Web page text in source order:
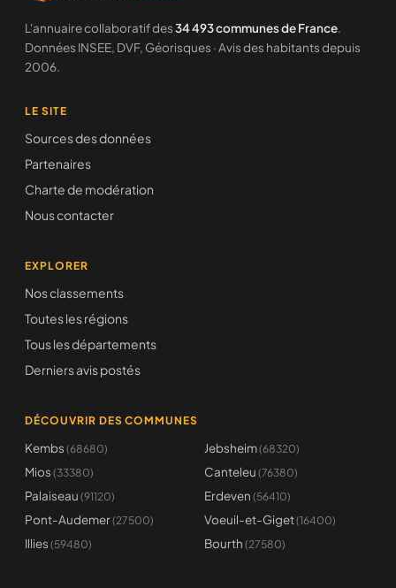
L'annuaire collaboratif des34 493 communes de France.
Données INSEE, DVF, Géorisques · Avis des habitants depuis
2006.
LE SITE
Sources des données
Partenaires
Charte de modération
Nous contacter
EXPLORER
Nos classements
Toutes les régions
Tous les départements
Derniers avis postés
DÉCOUVRIR DES COMMUNES
Kembs (68680) Jebsheim(68320)
Mios (33380) Canteleu (76380)
Palaiseau (91120) Erdeven (56410)
Pont-Audemer(27500) Voeuil-et-Giget(16400)
Illies (59480) Bourth (27580)